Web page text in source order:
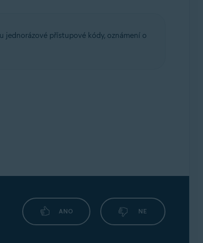
jednorázové přístupové kódy, oznámení o
ANO NE